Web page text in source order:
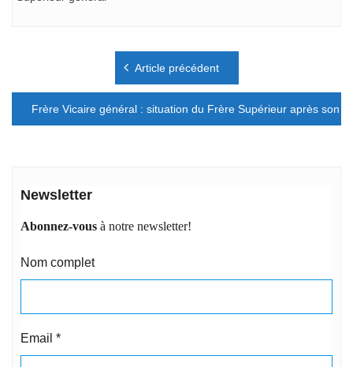
l’article
Article précédent
Frère Vicaire général : situation du Frère Supérieur après son
Newsletter
Abonnez-vous à notre newsletter!
Nom complet
Email *